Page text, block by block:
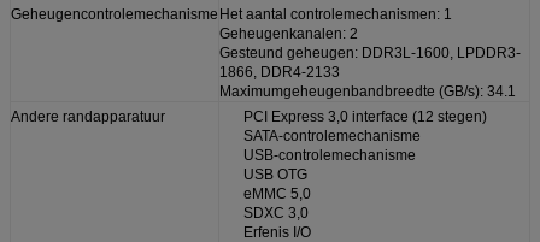
Geheugencontrolemechanisme Het aantal controlemechanismen: 1
Geheugenkanalen: 2
Gesteund geheugen: DDR3L-1600, LPDDR3-
1866, DDR4-2133
Maximumgeheugenbandbreedte (GB/s): 34.1
Andere randapparatuur
PCI Express 3,0 interface (12 stegen)
SATA-controlemechanisme
USB-controlemechanisme
USB OTG
eMMC 5,0
SDXC 3,0
Erfenis I/O